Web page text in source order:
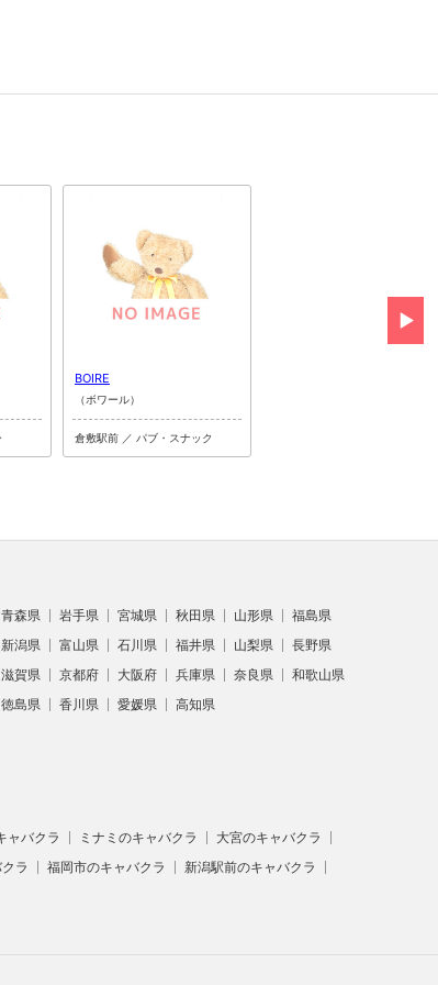
BOIRE
（ボワール）
倉敷駅前 ／ パブ・スナック
青森県 岩手県 宮城県 秋田県 山形県
福島県
新潟県 富山県 石川県 福井県 山梨県
長野県
滋賀県 京都府 大阪府 兵庫県 奈良県
和歌山県
徳島県 香川県 愛媛県
高知県
ャバクラ ミナミのキャバクラ
大宮のキャバクラ
ラ 福岡市のキャバクラ
新潟駅前のキャバクラ